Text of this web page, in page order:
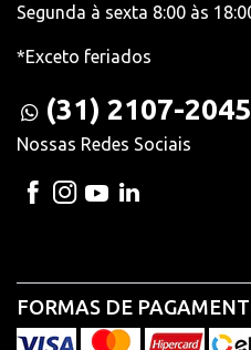
Segunda à sexta 8:00 às
*Exceto feriados
(31) 2107-2045
Nossas Redes Sociais
FORMAS DE